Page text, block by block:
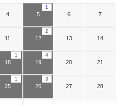
4
1
5 6 7
11
2
12 13 14
1
18
4
19 20 21
1
25
3
26 27 28